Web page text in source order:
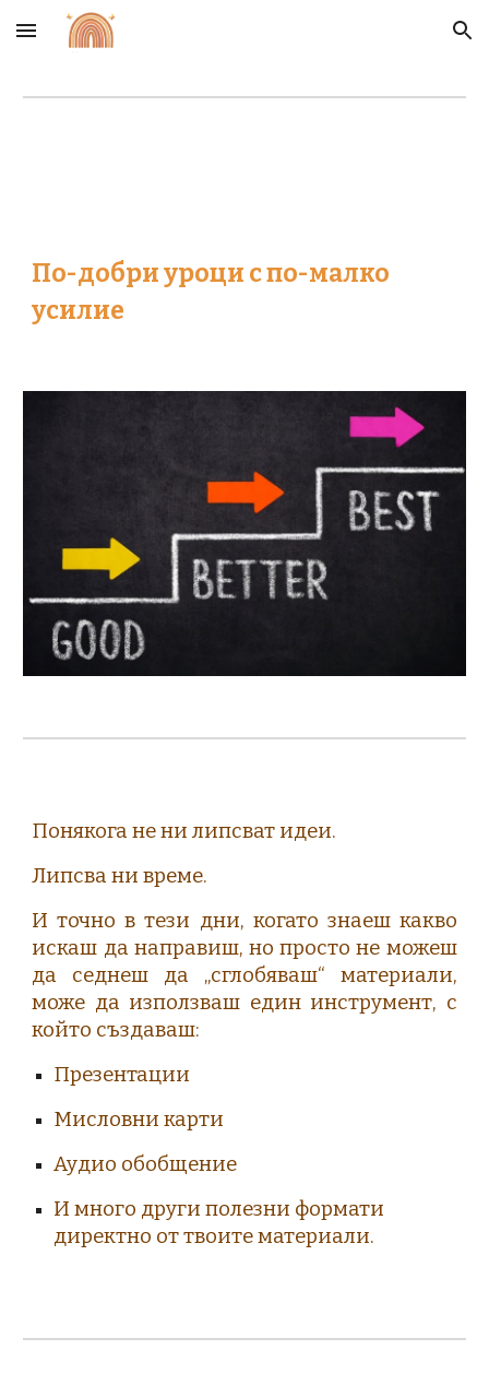
Skip to main content Skip to navigation
По-добри уроци с по-малко
усилие
Понякога не ни липсват идеи.
Липсва ни време.
И точно в тези дни, когато знаеш какво
искаш да направиш, но просто не можеш
да седнеш да „сглобяваш“ материали,
може да използваш един инструмент, с
който създаваш:
Презентации
Мисловни карти
Аудио обобщение
И много други полезни формати
директно от твоите материали.